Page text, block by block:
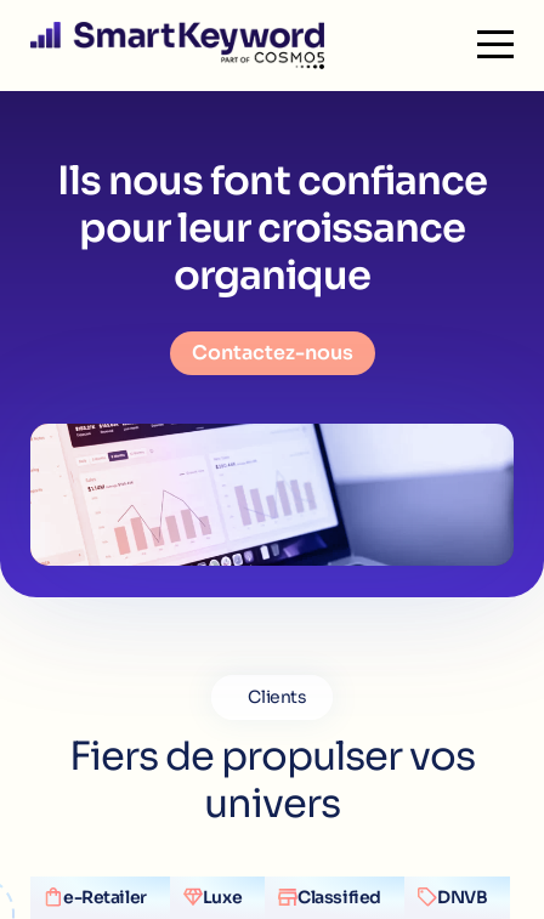
Ils nous font confiance
pourleur croissance
organique
Contactez-nous
Clients
Fiers de propulser vos
univers
e-Retailer Luxe Classified
DNVB